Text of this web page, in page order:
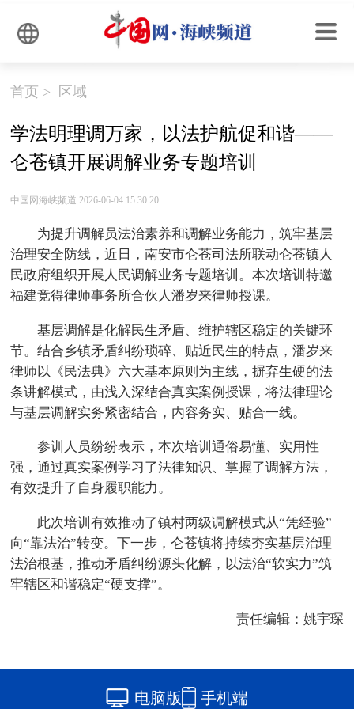
首页 > 区域
学法明理调万家，以法护航促和谐——
仑苍镇开展调解业务专题培训
中国网海峡频道 2026-06-04 15:30:20
为提升调解员法治素养和调解业务能力，筑牢基层
治理安全防线，近日，南安市仑苍司法所联动仑苍镇人
民政府组织开展人民调解业务专题培训。本次培训特邀
福建竞得律师事务所合伙人潘岁来律师授课。
基层调解是化解民生矛盾、维护辖区稳定的关键环
节。结合乡镇矛盾纠纷琐碎、贴近民生的特点，潘岁来
律师以《民法典》六大基本原则为主线，摒弃生硬的法
条讲解模式，由浅入深结合真实案例授课，将法律理论
与基层调解实务紧密结合，内容务实、贴合一线。
参训人员纷纷表示，本次培训通俗易懂、实用性
强，通过真实案例学习了法律知识、掌握了调解方法，
有效提升了自身履职能力。
此次培训有效推动了镇村两级调解模式从“凭经验”
向“靠法治”转变。下一步，仑苍镇将持续夯实基层治理
法治根基，推动矛盾纠纷源头化解，以法治“软实力”筑
牢辖区和谐稳定“硬支撑”。
责任编辑：姚宇琛
电脑版 手机端